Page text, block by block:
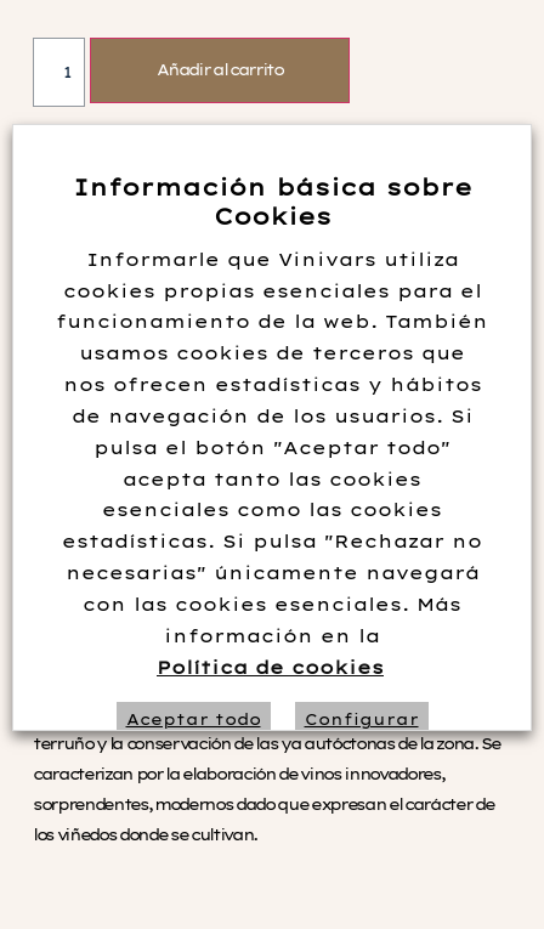
Añadir al carrito
Información adicional
Elaborador Bodega Finca Antigua
Formato75 cl
Graduación 14º vol.
Variedad Syrah
Descripción
Situada entre las provincias de Cuenca y Toledo, Finca
nuevas variedades con gran potencial de adaptación al
terruño y la conservación de las ya autóctonas de la zona. Se
caracterizan por la elaboración de vinos innovadores,
sorprendentes, modernos dado que expresan el carácter de
los viñedos donde se cultivan.
Información básica sobre
Cookies
Informarle que Vinivars utiliza
cookies propias esenciales para el
funcionamiento de la web. También
usamos cookies de terceros que
nos ofrecen estadísticas y hábitos
de navegación de los usuarios. Si
pulsa el botón "Aceptar todo"
acepta tanto las cookies
esenciales como las cookies
estadísticas. Si pulsa "Rechazar no
necesarias" únicamente navegará
con las cookies esenciales. Más
información en la
Política de cookies
Aceptar todo Configurar